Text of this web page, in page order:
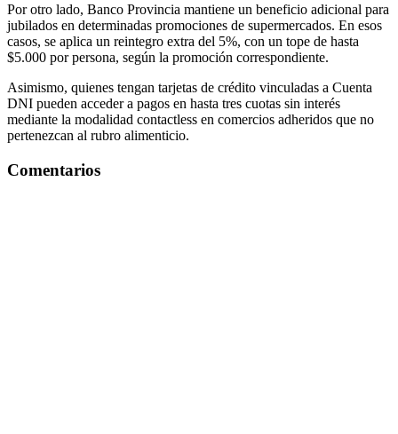
Por otro lado, Banco Provincia mantiene un beneficio adicional para
jubilados en determinadas promociones de supermercados. En esos
casos, se aplica un reintegro extra del 5%, con un tope de hasta
$5.000 por persona, según la promoción correspondiente.
Asimismo, quienes tengan tarjetas de crédito vinculadas a Cuenta
DNI pueden acceder a pagos en hasta tres cuotas sin interés
mediante la modalidad contactless en comercios adheridos que no
pertenezcan al rubro alimenticio.
Comentarios